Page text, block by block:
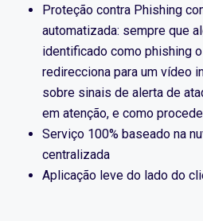
Proteção contra Phishing
automatizada: sempre que
identificado como phishing o
redirecciona para um vídeo
sobre sinais de alerta de
em atenção, e como
Serviço 100% baseado na
centralizada
Aplicação leve do lado do